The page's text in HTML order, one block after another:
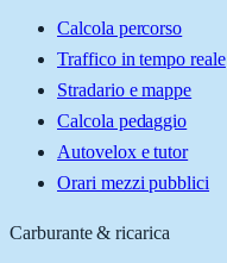
Calcola percorso
Traffico in tempo reale
Stradario e mappe
Calcola pedaggio
Autovelox e tutor
Orari mezzi pubblici
Carburante & ricarica